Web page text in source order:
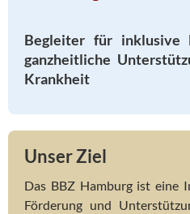
Begleiter für inklusive
ganzheitliche
Krankheit
Unser Ziel
Das BBZ Hamburg ist eine
Förderung und